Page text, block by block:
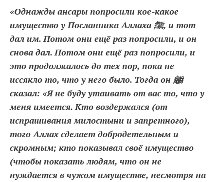
«Однажды ансары попросили кое-какое
имущество у Посланника Аллаха ﷺ, и тот
дал им. Потом они ещё раз попросили, и он
снова дал. Потом они ещё раз попросили, и
это продолжалось до тех пор, пока не
иссякло то, что у него было. Тогда он ﷺ
сказал: «Я не буду утаивать от вас то, что у
меня имеется. Кто воздержался (от
испрашивания милостыни и запретного),
того Аллах сделает добродетельным и
скромным; кто показывал своё имущество
(чтобы показать людям, что он не
нуждается в чужом имуществе, несмотря на